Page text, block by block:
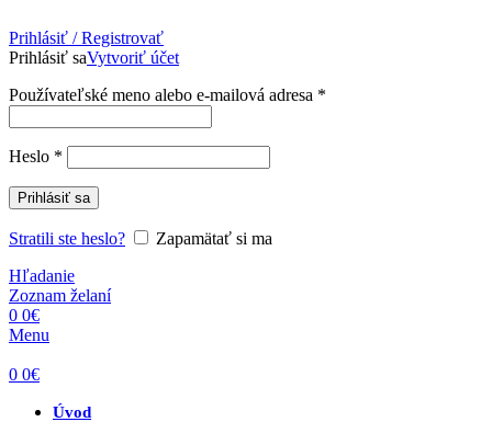
Prihlásiť / Registrovať
Prihlásiť saVytvoriť účet
Používateľské meno alebo e-mailová adresa *
Heslo *
Prihlásiť sa
Stratili ste heslo?
Zapamätať si ma
Hľadanie
Zoznam želaní
0 0€
Menu
0 0€
Úvod